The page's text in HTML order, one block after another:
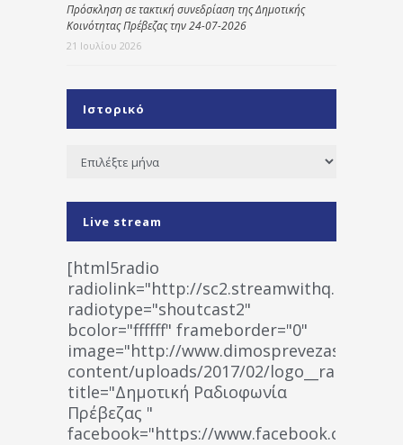
Πρόσκληση σε τακτική συνεδρίαση της Δημοτικής
Κοινότητας Πρέβεζας την 24-07-2026
21 Ιουλίου 2026
Ιστορικό
Ιστορικό
Live stream
[html5radio
radiolink="http://
radiotype="shoutcast2"
bcolor="ffffff" frameborder="0"
image="http://www.dimosprevezas.gr/wp-
content/uploads/2017/02/
title="Δημοτική Ραδιοφωνία
Πρέβεζας "
facebook="https://www.facebook.com/